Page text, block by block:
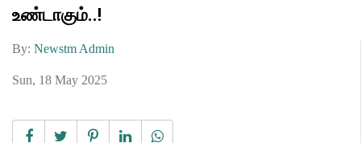
உண்டாகும்..!
By: Newstm Admin
Sun, 18 May 2025